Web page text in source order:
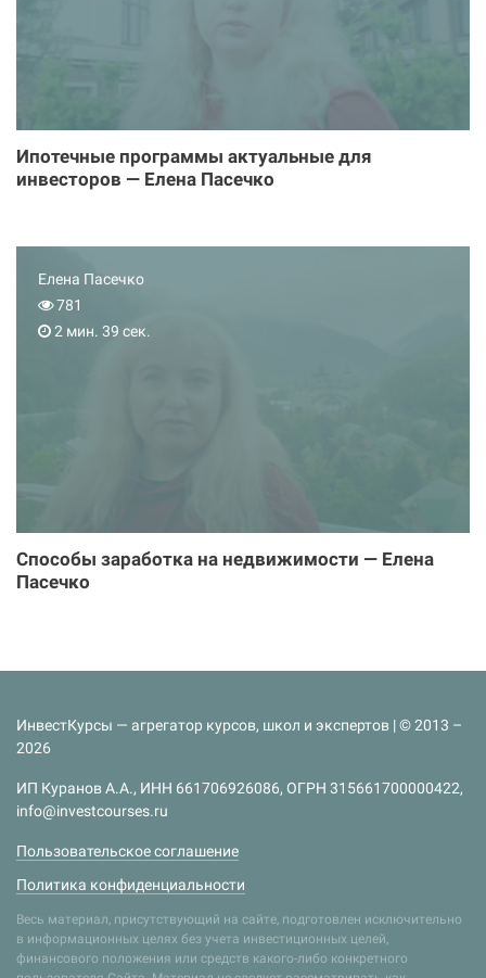
Ипотечные программы актуальные для
инвесторов — Елена Пасечко
Елена Пасечко
781
2 мин. 39 сек.
Способы заработка на недвижимости — Елена
Пасечко
ИнвестКурсы — агрегатор курсов, школ и экспертов | © 2013 –
2026
ИП Куранов А.А., ИНН 661706926086, ОГРН 315661700000422,
info@investcourses.ru
Пользовательское соглашение
Политика конфиденциальности
Весь материал, присутствующий на сайте, подготовлен исключительно
в информационных целях без учета инвестиционных целей,
финансового положения или средств какого-либо конкретного